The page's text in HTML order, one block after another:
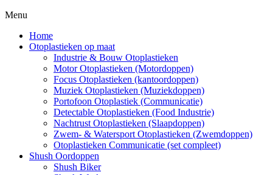
Menu
Home
Otoplastieken op maat
Industrie & Bouw Otoplastieken
Motor Otoplastieken (Motordoppen)
Focus Otoplastieken (kantoordoppen)
Muziek Otoplastieken (Muziekdoppen)
Portofoon Otoplastiek (Communicatie)
Detectable Otoplastieken (Food Industrie)
Nachtrust Otoplastieken (Slaapdoppen)
Zwem- & Watersport Otoplastieken (Zwemdoppen)
Otoplastieken Communicatie (set compleet)
Shush Oordoppen
Shush Biker